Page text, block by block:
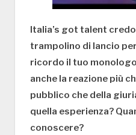
Italia’s got talent
trampolino di lancio
ricordo il tuo
anche la reazione più
pubblico che della
quella esperienza?
conoscere?